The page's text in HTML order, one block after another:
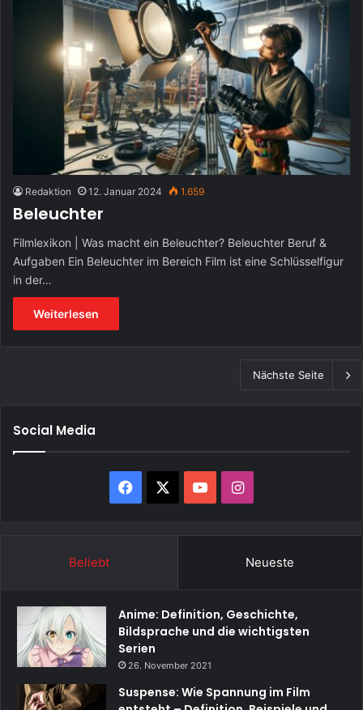
Redaktion 12. Januar 2024 1.659
Beleuchter
Filmlexikon | Was macht ein Beleuchter? Beleuchter Beruf &
Aufgaben Ein Beleuchter im Bereich Film ist eine Schlüsselfigur
in der…
Weiterlesen
Nächste Seite
Social Media
Facebook YouTubeInstagram
Beliebt Neueste
Anime: Definition, Geschichte,
Bildsprache und die wichtigsten
Serien
26. November 2021
Suspense: Wie Spannung im Film